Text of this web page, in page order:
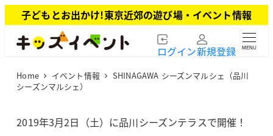
イ
子どもとお出かけ!東京近郊の遊び場・イベント情報
ログイン新規登録 MENU
Home イベント情報
SHINAGAWA シーズンマルシェ（品川
シーズンマルシェ）
2019年3月2日（土）に品川シーズンテラスで開催！